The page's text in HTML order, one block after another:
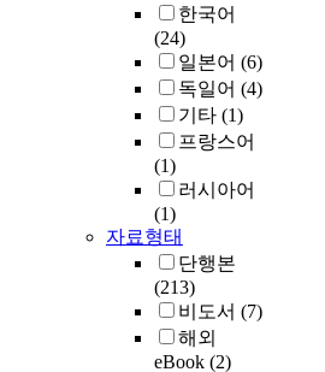
한국어
(24)
일본어 (6)
독일어 (4)
기타 (1)
프랑스어
(1)
러시아어
(1)
자료형태
단행본
(213)
비도서 (7)
해외
eBook (2)